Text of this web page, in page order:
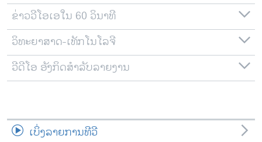
ພາສາຕ່າງໆ
ຂ່າວວີໂອເອໃນ 60 ວິນາທີ
ວິທະຍາສາດ-ເທັກໂນໂລຈີ
ວີດີໂອ ອັງກິດສຳລັບລາຍງານ
ເບິ່ງລາຍການທີວີ